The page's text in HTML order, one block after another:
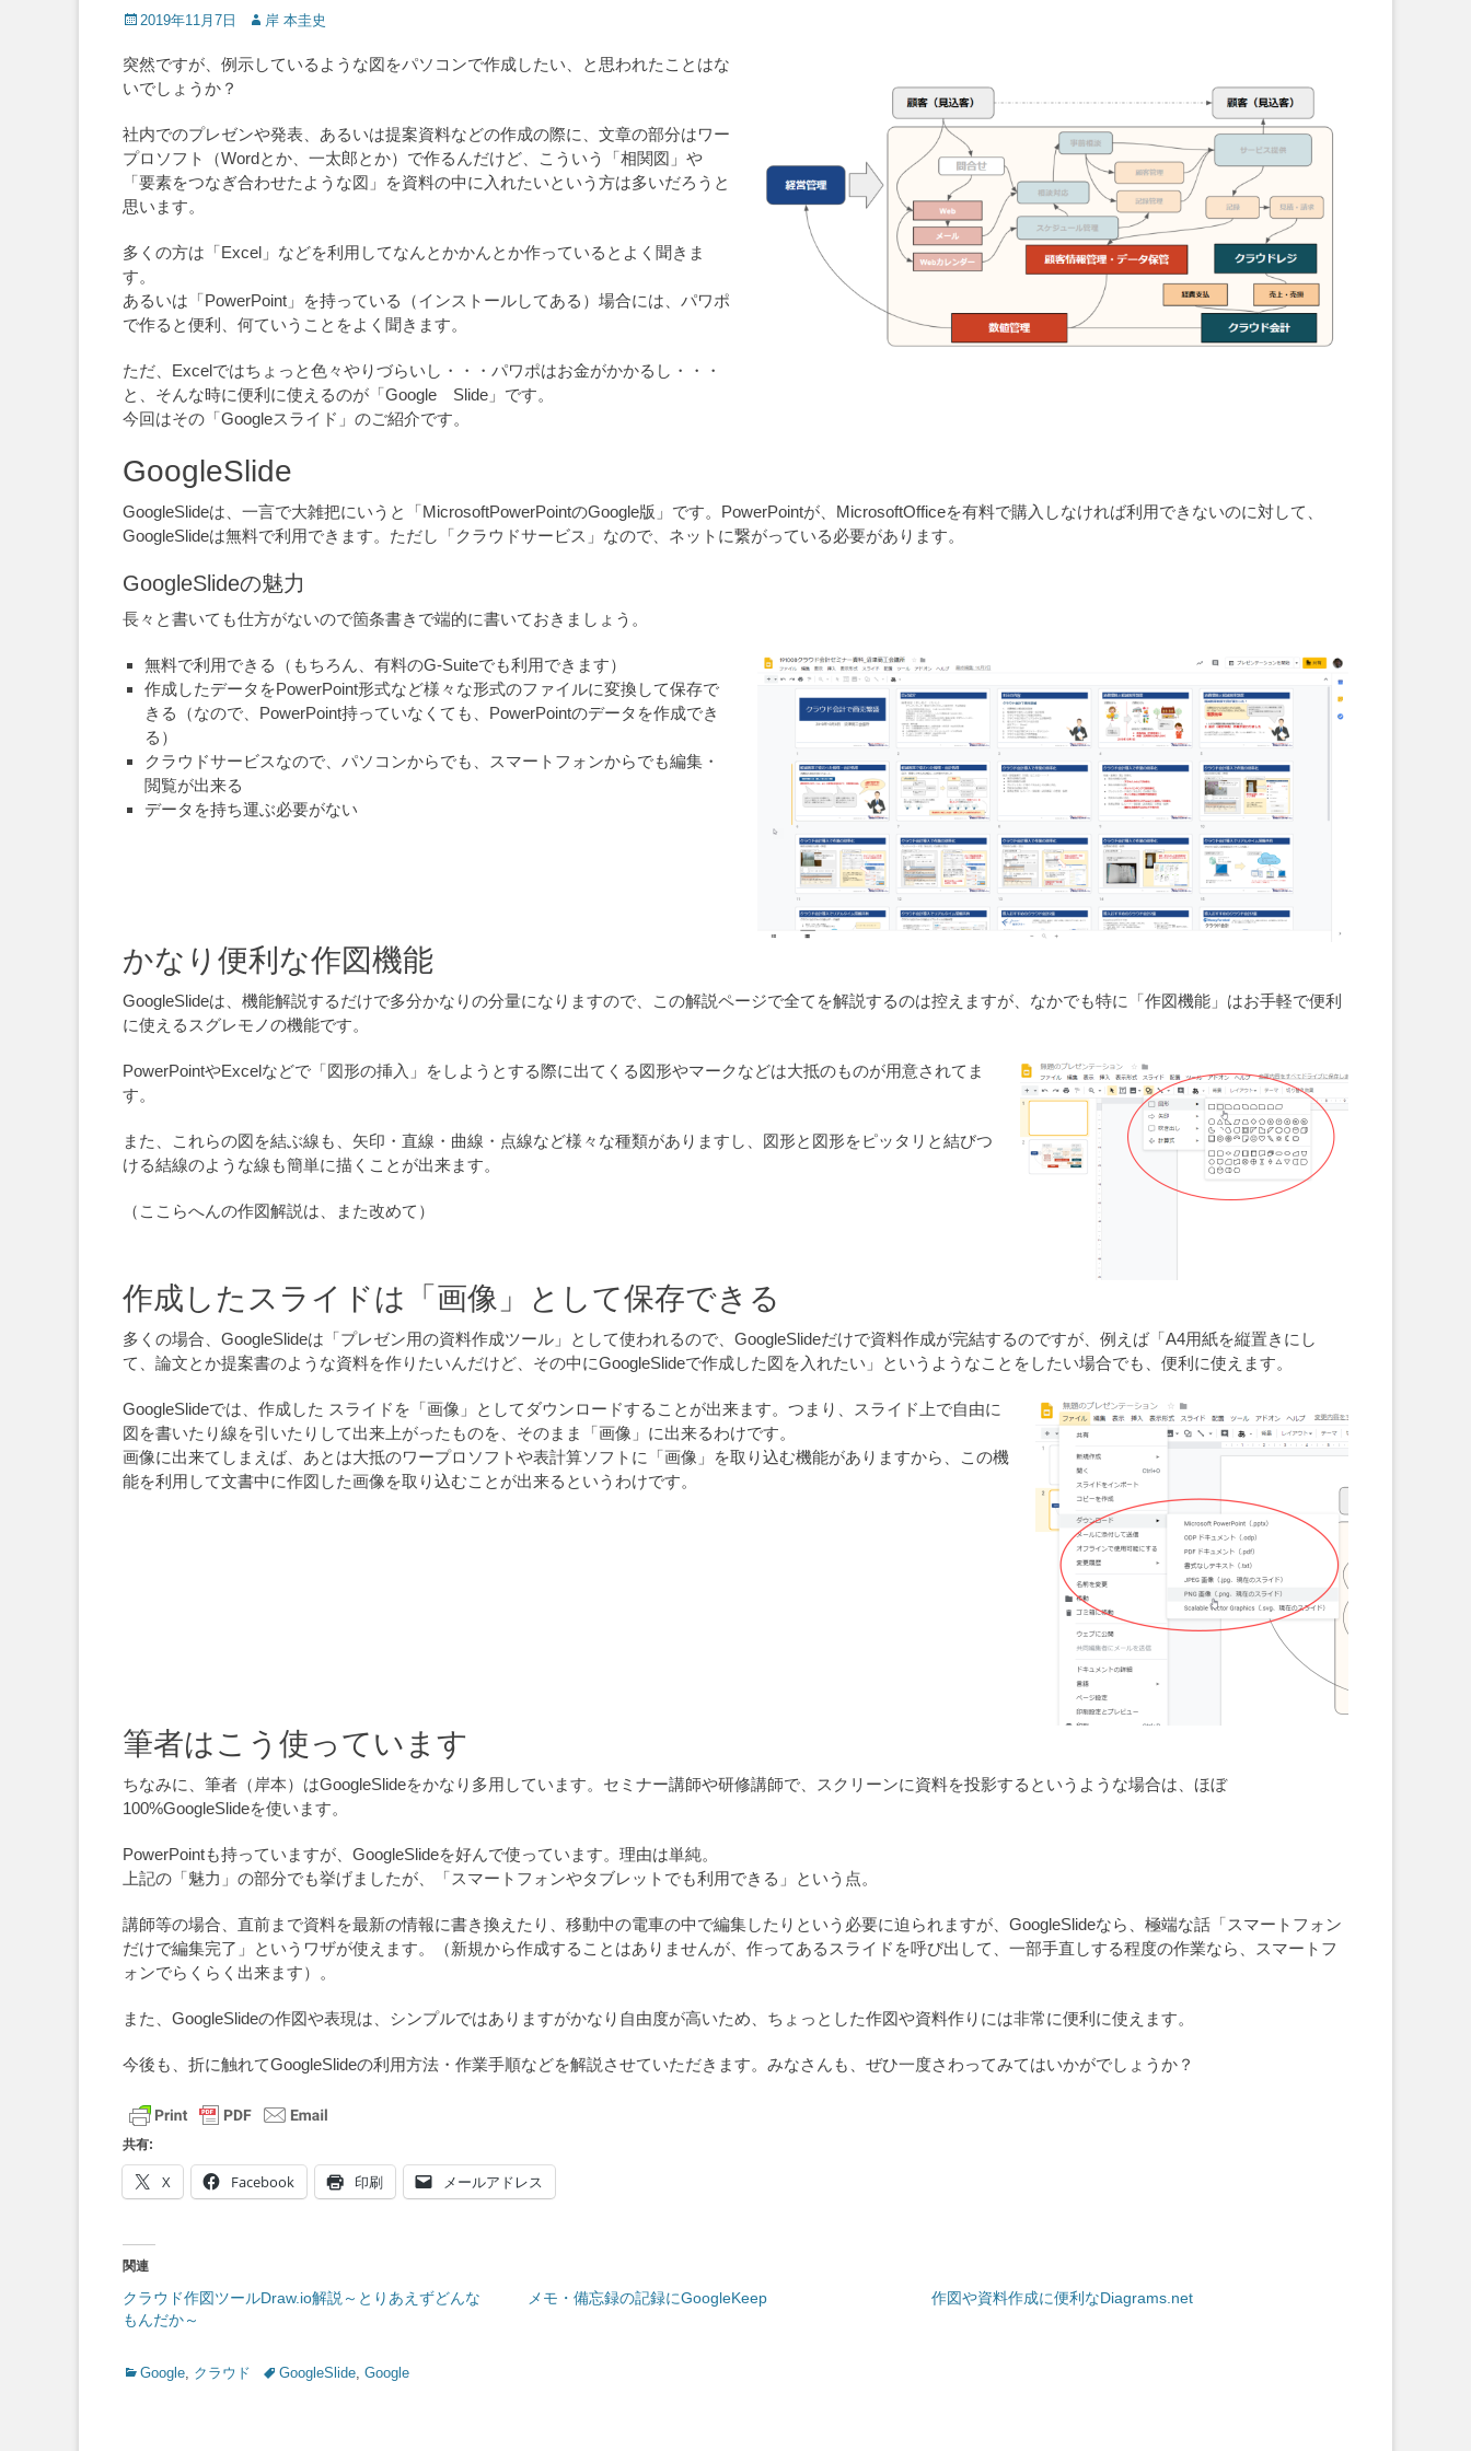
Posted
2019年11月7日 Author
岸 本圭史
突然ですが、例示しているような図をパソコンで作成したい、と思われたことはな
いでしょうか？
社内でのプレゼンや発表、あるいは提案資料などの作成の際に、文章の部分はワー
プロソフト（Wordとか、一太郎とか）で作るんだけど、こういう「相関図」や
「要素をつなぎ合わせたような図」を資料の中に入れたいという方は多いだろうと
思います。
多くの方は「Excel」などを利用してなんとかかんとか作っているとよく聞きま
す。
あるいは「PowerPoint」を持っている（インストールしてある）場合には、パワポ
で作ると便利、何ていうことをよく聞きます。
ただ、Excelではちょっと色々やりづらいし・・・パワポはお金がかかるし・・・
と、そんな時に便利に使えるのが「Google Slide」です。
今回はその「Googleスライド」のご紹介です。
GoogleSlide
GoogleSlideは、一言で大雑把にいうと「MicrosoftPowerPointのGoogle版」です。PowerPointが、MicrosoftOfficeを有料で購入しなければ利用できないのに対して、
GoogleSlideは無料で利用できます。ただし「クラウドサービス」なので、ネットに繋がっている必要があります。
GoogleSlideの魅力
長々と書いても仕方がないので箇条書きで端的に書いておきましょう。
無料で利用できる（もちろん、有料のG-Suiteでも利用できます）
作成したデータをPowerPoint形式など様々な形式のファイルに変換して保存で
きる（なので、PowerPoint持っていなくても、PowerPointのデータを作成でき
る）
クラウドサービスなので、パソコンからでも、スマートフォンからでも編集・
閲覧が出来る
データを持ち運ぶ必要がない
かなり便利な作図機能
GoogleSlideは、機能解説するだけで多分かなりの分量になりますので、この解説ページで全てを解説するのは控えますが、なかでも特に「作図機能」はお手軽で便利
に使えるスグレモノの機能です。
PowerPointやExcelなどで「図形の挿入」をしようとする際に出てくる図形やマークなどは大抵のものが用意されてま
す。
また、これらの図を結ぶ線も、矢印・直線・曲線・点線など様々な種類がありますし、図形と図形をピッタリと結びつ
ける結線のような線も簡単に描くことが出来ます。
（ここらへんの作図解説は、また改めて）
作成したスライドは「画像」として保存できる
多くの場合、GoogleSlideは「プレゼン用の資料作成ツール」として使われるので、GoogleSlideだけで資料作成が完結するのですが、例えば「A4用紙を縦置きにし
て、論文とか提案書のような資料を作りたいんだけど、その中にGoogleSlideで作成した図を入れたい」というようなことをしたい場合でも、便利に使えます。
GoogleSlideでは、作成した スライドを「画像」としてダウンロードすることが出来ます。つまり、スライド上で自由に
図を書いたり線を引いたりして出来上がったものを、そのまま「画像」に出来るわけです。
画像に出来てしまえば、あとは大抵のワープロソフトや表計算ソフトに「画像」を取り込む機能がありますから、この機
能を利用して文書中に作図した画像を取り込むことが出来るというわけです。
筆者はこう使っています
ちなみに、筆者（岸本）はGoogleSlideをかなり多用しています。セミナー講師や研修講師で、スクリーンに資料を投影するというような場合は、ほぼ
100%GoogleSlideを使います。
PowerPointも持っていますが、GoogleSlideを好んで使っています。理由は単純。
上記の「魅力」の部分でも挙げましたが、「スマートフォンやタブレットでも利用できる」という点。
講師等の場合、直前まで資料を最新の情報に書き換えたり、移動中の電車の中で編集したりという必要に迫られますが、GoogleSlideなら、極端な話「スマートフォン
だけで編集完了」というワザが使えます。（新規から作成することはありませんが、作ってあるスライドを呼び出して、一部手直しする程度の作業なら、スマートフ
ォンでらくらく出来ます）。
また、GoogleSlideの作図や表現は、シンプルではありますがかなり自由度が高いため、ちょっとした作図や資料作りには非常に便利に使えます。
今後も、折に触れてGoogleSlideの利用方法・作業手順などを解説させていただきます。みなさんも、ぜひ一度さわってみてはいかがでしょうか？
共有:
X Facebook 印刷 メールアドレス
関連
クラウド作図ツールDraw.io解説～とりあえずどんな
もんだか～
メモ・備忘録の記録にGoogleKeep 作図や資料作成に便利なDiagrams.net
Categories
Google クラウド TagsGoogleSlide Google